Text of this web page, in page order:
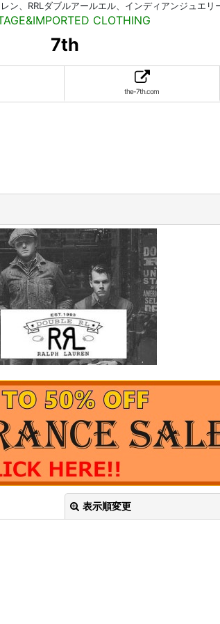
ン、RRLダブルアールエル、インディアンジュエ
CLOTHING
7th
the-7th.com
表示順変更